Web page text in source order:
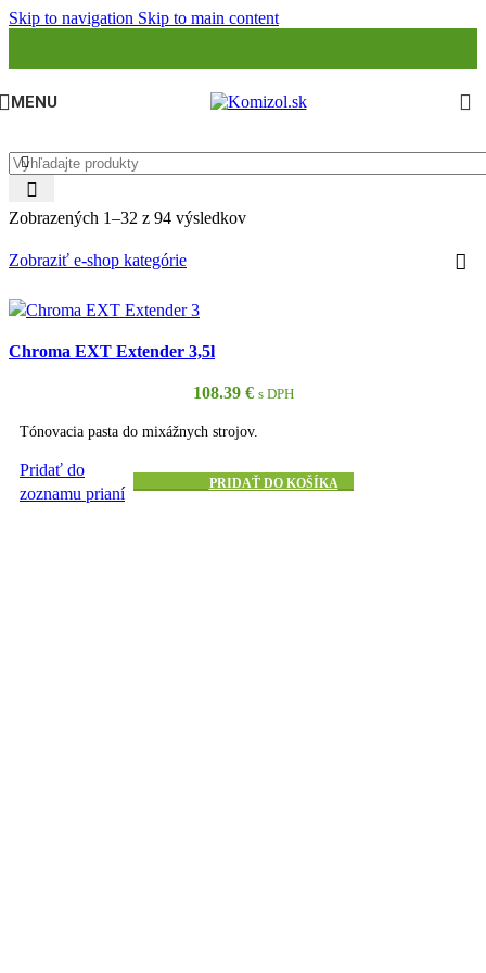
Skip to navigation Skip to main content
MENU
Zobrazených 1–32 z 94 výsledkov
Zobraziť e-shop kategórie
Chroma EXT Extender 3,5l
108.39 € s DPH
Tónovacia pasta do mixážnych strojov.
Pridať do
zoznamu prianí
PRIDAŤ DO KOŠÍKA